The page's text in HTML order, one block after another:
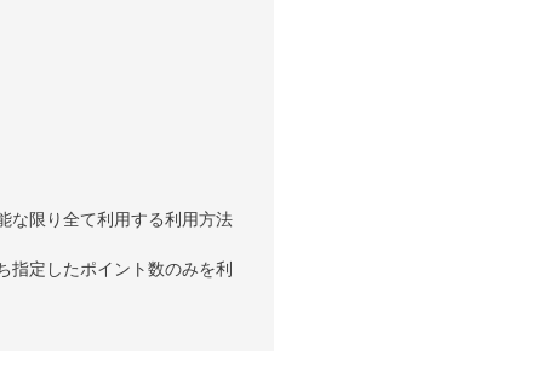
な限り全て利用する利用方法
指定したポイント数のみを利